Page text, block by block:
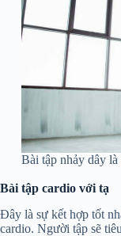
Bài tập nhảy dây
Bài tập cardio với tạ
Đây là sự kết hợp tốt
cardio. Người tập sẽ